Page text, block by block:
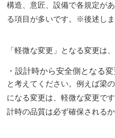
構造、意匠、設備で各規定が
る項目が多いです。※後述しま
「軽微な変更」となる変更は、
・設計時から安全側となる変
と考えてください。例えば梁
になる変更は、軽微な変更で
計時の品質は必ず確保されるか